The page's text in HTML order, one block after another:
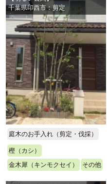
千葉県印西市：剪定
庭木のお手入れ（剪定・伐採）
樫（カシ）
金木犀（キンモクセイ）
その他